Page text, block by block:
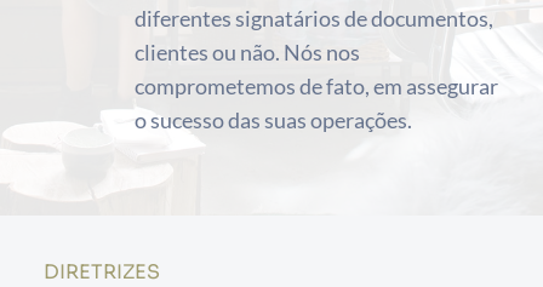
diferentes signatários de documentos,
clientes ou não. Nós nos
comprometemos de fato, em assegurar
o sucesso das suas operações.
DIRETRIZES